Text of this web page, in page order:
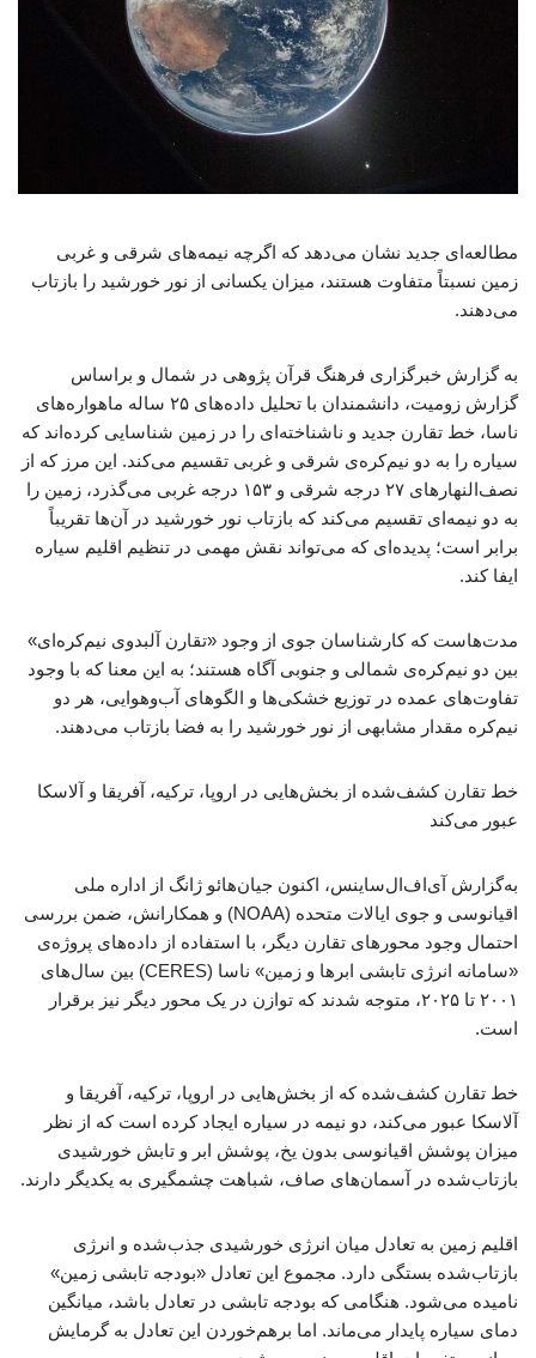
مطالعه‌ای جدید نشان می‌دهد که اگرچه نیمه‌های شرقی و غربی
زمین نسبتاً متفاوت هستند، میزان یکسانی از نور خورشید را بازتاب
می‌دهند.
به گزارش خبرگزاری فرهنگ قرآن پژوهی در شمال و براساس
گزارش زومیت، دانشمندان با تحلیل داده‌های ۲۵ ساله ماهواره‌های
ناسا، خط تقارن جدید و ناشناخته‌ای را در زمین شناسایی کرده‌اند که
سیاره را به دو نیم‌کره‌ی شرقی و غربی تقسیم می‌کند. این مرز که از
نصف‌النهارهای ۲۷ درجه شرقی و ۱۵۳ درجه غربی می‌گذرد، زمین را
به دو نیمه‌ای تقسیم می‌کند که بازتاب نور خورشید در آن‌ها تقریباً
برابر است؛ پدیده‌ای که می‌تواند نقش مهمی در تنظیم اقلیم سیاره
ایفا کند.
مدت‌هاست که کارشناسان جوی از وجود «تقارن آلبدوی نیم‌کره‌ای»
بین دو نیم‌کره‌ی شمالی و جنوبی آگاه هستند؛ به این معنا که با وجود
تفاوت‌های عمده در توزیع خشکی‌ها و الگوهای آب‌وهوایی، هر دو
نیم‌کره مقدار مشابهی از نور خورشید را به فضا بازتاب می‌دهند.
خط تقارن کشف‌شده از بخش‌هایی در اروپا، ترکیه، آفریقا و آلاسکا
عبور می‌کند
به‌گزارش آی‌اف‌ال‌ساینس، اکنون جیان‌هائو ژانگ از اداره ملی
اقیانوسی و جوی ایالات متحده (NOAA) و همکارانش، ضمن بررسی
احتمال وجود محورهای تقارن دیگر، با استفاده از داده‌های پروژه‌ی
«سامانه انرژی تابشی ابرها و زمین» ناسا (CERES) بین سال‌های
۲۰۰۱ تا ۲۰۲۵، متوجه شدند که توازن در یک محور دیگر نیز برقرار
است.
خط تقارن کشف‌شده که از بخش‌هایی در اروپا، ترکیه، آفریقا و
آلاسکا عبور می‌کند، دو نیمه در سیاره ایجاد کرده است که از نظر
میزان پوشش اقیانوسی بدون یخ، پوشش ابر و تابش خورشیدی
بازتاب‌شده در آسمان‌های صاف، شباهت چشمگیری به یکدیگر دارند.
اقلیم زمین به تعادل میان انرژی خورشیدی جذب‌شده و انرژی
بازتاب‌شده بستگی دارد. مجموع این تعادل «بودجه تابشی زمین»
نامیده می‌شود. هنگامی که بودجه تابشی در تعادل باشد، میانگین
دمای سیاره پایدار می‌ماند. اما برهم‌خوردن این تعادل به گرمایش